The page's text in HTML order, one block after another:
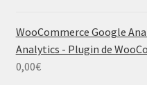
WooCommerce Google
Analytics - Plugin de
0,00€